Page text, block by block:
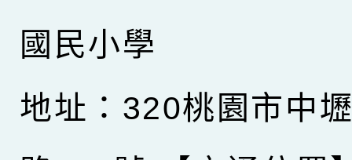
國民小學
地址：320桃園市中